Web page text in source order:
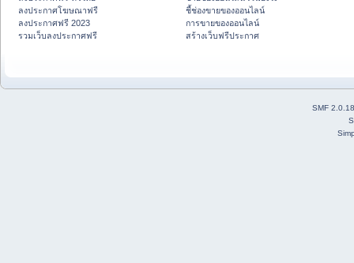
ลงประกาศโฆษณาฟรี
ลงประกาศฟรี 2023
รวมเว็บลงประกาศฟรี
ชี้ช่องขายของออนไลน์
การขายของออนไลน์
สร้างเว็บฟรีประกาศ
SMF 2.0.18